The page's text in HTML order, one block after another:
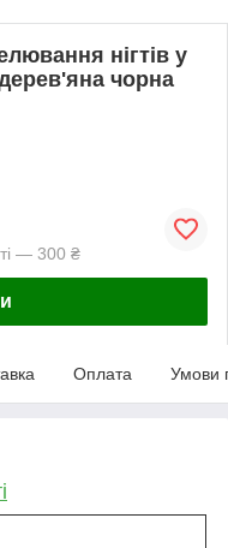
нігтів у
чорна
— 300 ₴
Оплата Умови